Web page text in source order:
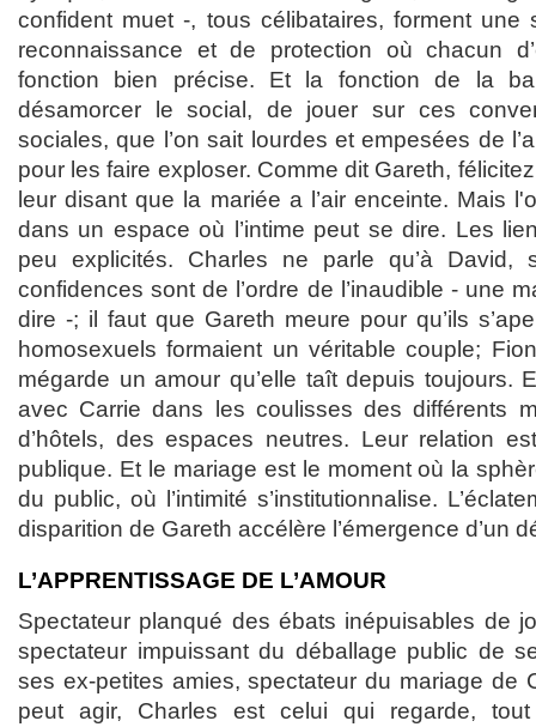
confident muet -, tous célibataires, forment une
reconnaissance et de protection où chacun
fonction bien précise. Et la fonction de la
désamorcer le social, de jouer sur ces
sociales, que l’on sait lourdes et empesées de
pour les faire exploser. Comme dit Gareth,
leur disant que la mariée a l’air enceinte. Mais
dans un espace où l’intime peut se dire. Les
peu explicités. Charles ne parle qu’à
confidences sont de l’ordre de l’inaudible - une
dire -; il faut que Gareth meure pour qu’ils
homosexuels formaient un véritable couple;
mégarde un amour qu’elle taît depuis toujours.
avec Carrie dans les coulisses des différents
d’hôtels, des espaces neutres. Leur relation
publique. Et le mariage est le moment où la
du public, où l’intimité s’institutionnalise.
disparition de Gareth accélère l’émergence d’un
L’APPRENTISSAGE DE L’AMOUR
Spectateur planqué des ébats inépuisables de
spectateur impuissant du déballage public de
ses ex-petites amies, spectateur du mariage de
peut agir, Charles est celui qui regarde,